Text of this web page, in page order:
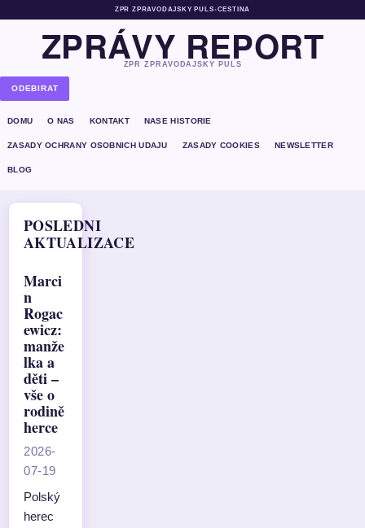
ZPR ZPRAVODAJSKY PULS•CESTINA
ZPRÁVY REPORT
ZPR ZPRAVODAJSKY PULS
ODEBIRAT
DOMU O NAS KONTAKT NASE HISTORIE
ZASADY OCHRANY OSOBNICH UDAJU ZASADY COOKIES NEWSLETTER
BLOG
POSLEDNI
AKTUALIZACE
Marci
n
Rogac
ewicz:
manže
lka a
děti –
vše o
rodině
herce
2026-
07-19
Polský
herec